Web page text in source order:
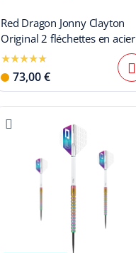
Red Dragon Jonny Clayton
Original 2 fléchettes en acier
73,00 €